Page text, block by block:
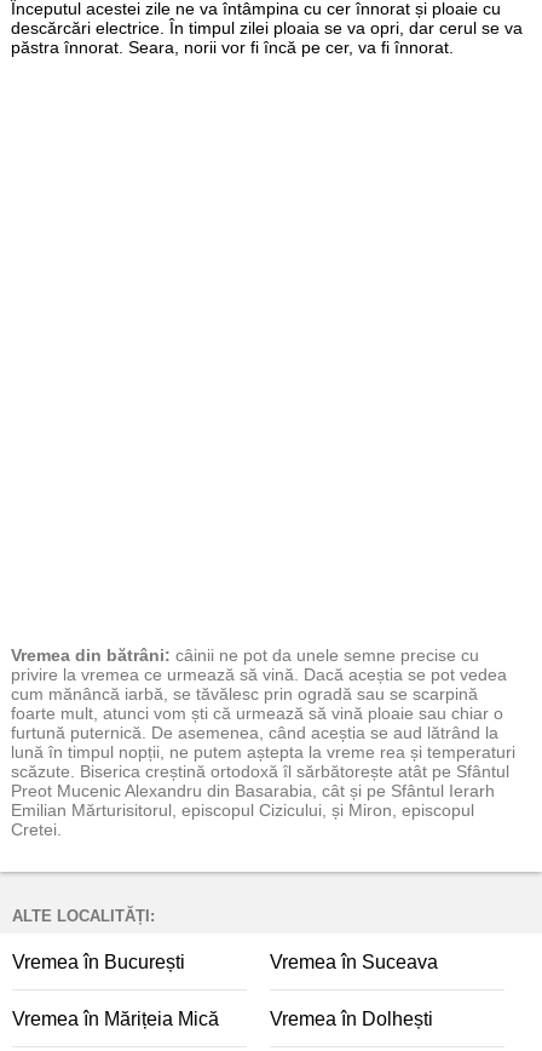
Începutul acestei zile ne va întâmpina cu cer înnorat și ploaie cu
descărcări electrice. În timpul zilei ploaia se va opri, dar cerul se va
păstra înnorat. Seara, norii vor fi încă pe cer, va fi înnorat.
Vremea din bătrâni: câinii ne pot da unele semne precise cu
privire la vremea ce urmează să vină. Dacă aceștia se pot vedea
cum mănâncă iarbă, se tăvălesc prin ogradă sau se scarpină
foarte mult, atunci vom ști că urmează să vină ploaie sau chiar o
furtună puternică. De asemenea, când aceștia se aud lătrând la
lună în timpul nopții, ne putem aștepta la vreme rea și temperaturi
scăzute. Biserica creștină ortodoxă îl sărbătorește atât pe Sfântul
Preot Mucenic Alexandru din Basarabia, cât și pe Sfântul Ierarh
Emilian Mărturisitorul, episcopul Cizicului, și Miron, episcopul
Cretei.
ALTE LOCALITĂȚI:
Vremea în București Vremea în Suceava
Vremea în Mărițeia Mică Vremea în Dolhești